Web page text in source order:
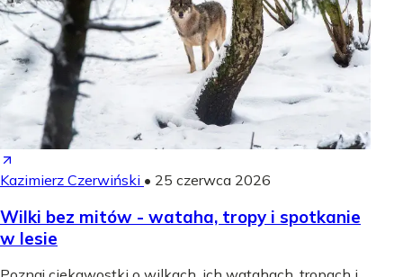
Kazimierz Czerwiński • 25 czerwca 2026
Wilki bez mitów - wataha, tropy i spotkanie
w lesie